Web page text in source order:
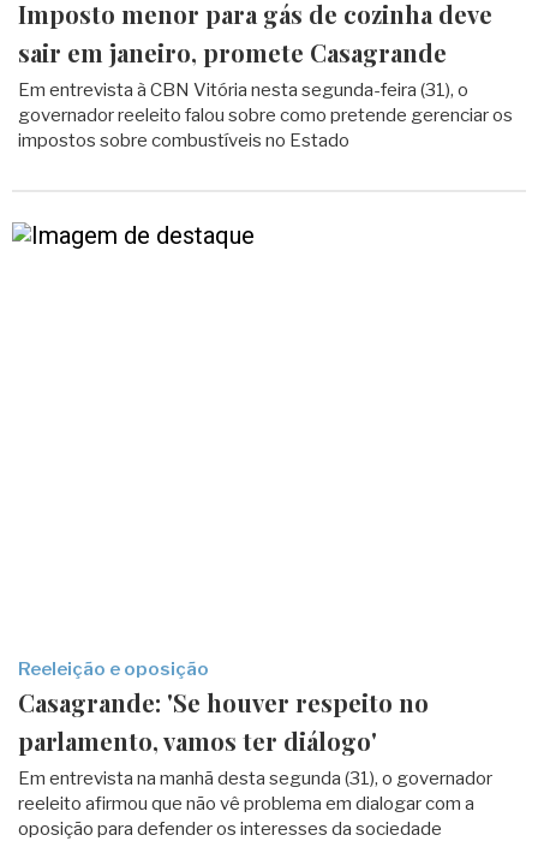
Imposto menor para gás de cozinha deve
sair em janeiro, promete Casagrande
Em entrevista à CBN Vitória nesta segunda-feira (31), o
governador reeleito falou sobre como pretende gerenciar os
impostos sobre combustíveis no Estado
Reeleição e oposição
Casagrande: 'Se houver respeito no
parlamento, vamos ter diálogo'
Em entrevista na manhã desta segunda (31), o governador
reeleito afirmou que não vê problema em dialogar com a
oposição para defender os interesses da sociedade